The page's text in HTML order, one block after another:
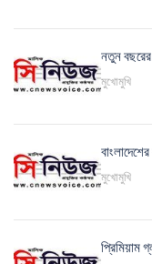
নতুন
মুখোমুখি
মুখোমুখি
প্রিমিয়াম